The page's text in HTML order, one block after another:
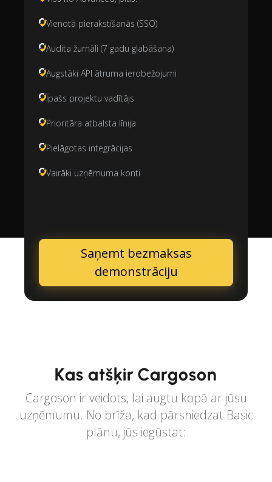
Vienotā pierakstīšanās (SSO)
Audita žurnāli (7 gadu glabāšana)
Augstāki API ātruma ierobežojumi
Īpašs projektu vadītājs
Prioritāra atbalsta līnija
Pielāgotas integrācijas
Vairāki uzņēmuma konti
Saņemt bezmaksas
demonstrāciju
Kas atšķir Cargoson
Cargoson ir veidots, lai augtu kopā ar jūsu
uzņēmumu. No brīža, kad pārsniedzat Basic
plānu, jūs iegūstat: